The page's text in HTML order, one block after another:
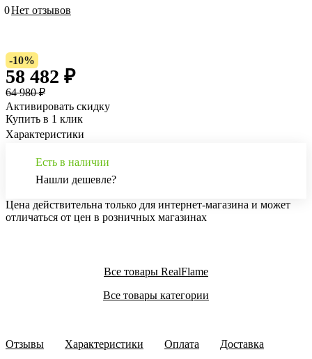
0Нет отзывов
-10%
58 482 ₽
64 980 ₽
Активировать скидку
Купить в 1 клик
Характеристики
Есть в наличии
Нашли дешевле?
Цена действительна только для интернет-магазина и может
отличаться от цен в розничных магазинах
Все товары RealFlame
Все товары категории
Отзывы Характеристики Оплата Доставка